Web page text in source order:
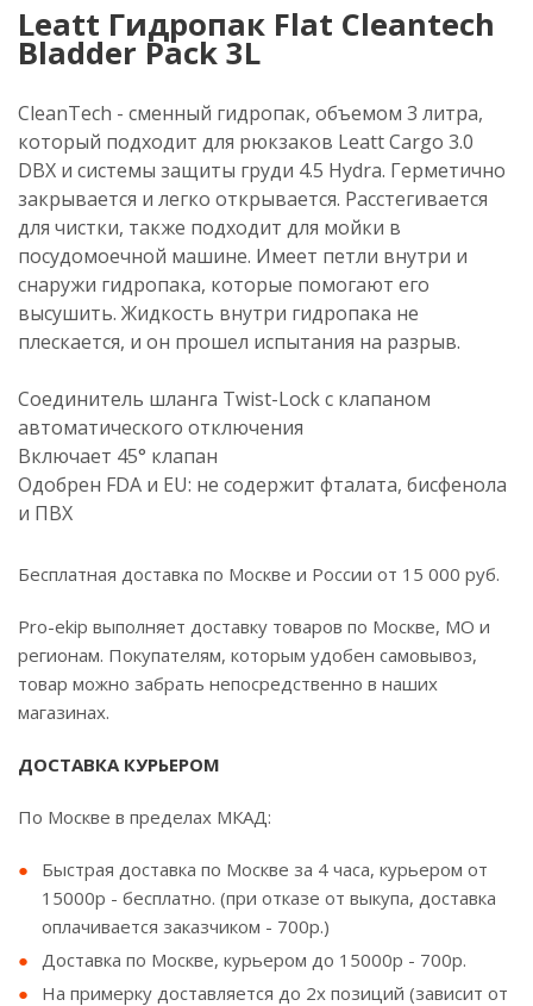
Leatt Гидропак Flat Cleantech
Bladder Pack 3L
CleanTech - сменный гидропак, объемом 3 литра,
который подходит для рюкзаков Leatt Cargo 3.0
DBX и системы защиты груди 4.5 Hydra. Герметично
закрывается и легко открывается. Расстегивается
для чистки, также подходит для мойки в
посудомоечной машине. Имеет петли внутри и
снаружи гидропака, которые помогают его
высушить. Жидкость внутри гидропака не
плескается, и он прошел испытания на разрыв.
Соединитель шланга Twist-Lock с клапаном
автоматического отключения
Включает 45° клапан
Одобрен FDA и EU: не содержит фталата, бисфенола
и ПВХ
Бесплатная доставка по Москве и России от 15 000 руб.
Pro-ekip выполняет доставку товаров по Москве, МО и
регионам. Покупателям, которым удобен самовывоз,
товар можно забрать непосредственно в наших
магазинах.
ДОСТАВКА КУРЬЕРОМ
По Москве в пределах МКАД:
Быстрая доставка по Москве за 4 часа, курьером от
15000р - бесплатно. (при отказе от выкупа, доставка
оплачивается заказчиком - 700р.)
Доставка по Москве, курьером до 15000р - 700р.
На примерку доставляется до 2х позиций (зависит от